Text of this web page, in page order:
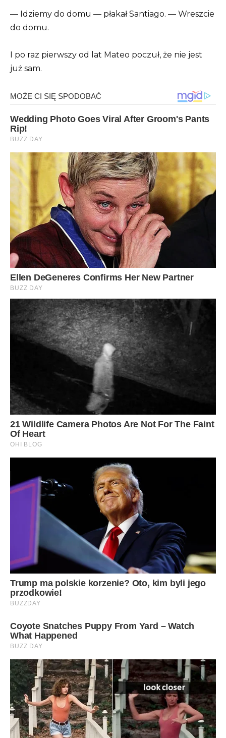
— Idziemy do domu — płakał Santiago. — Wreszcie
do domu.
I po raz pierwszy od lat Mateo poczuł, że nie jest
już sam.